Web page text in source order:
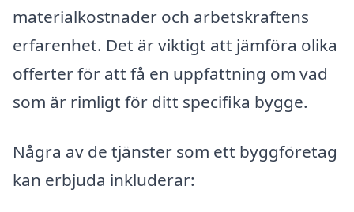
materialkostnader och arbetskraftens
erfarenhet. Det är viktigt att jämföra olika
offerter för att få en uppfattning om vad
som är rimligt för ditt specifika bygge.
Några av de tjänster som ett byggföretag
kan erbjuda inkluderar: